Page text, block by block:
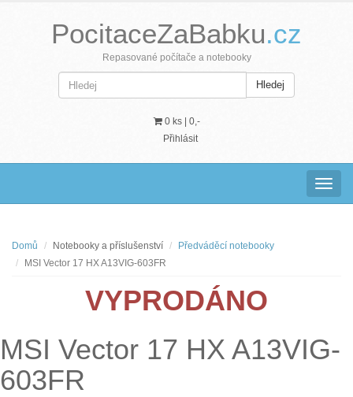
PocitaceZaBabku.cz
Repasované počítače a notebooky
Hledej
0 ks | 0,-
Přihlásit
Domů Notebooky a příslušenství
Předváděcí notebooky
MSI Vector 17 HX A13VIG-603FR
VYPRODÁNO
MSI Vector 17 HX A13VIG-
603FR